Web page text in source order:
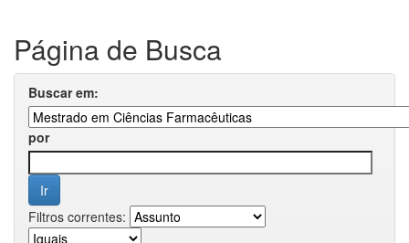
Página de Busca
Buscar em:
por
Filtros correntes: